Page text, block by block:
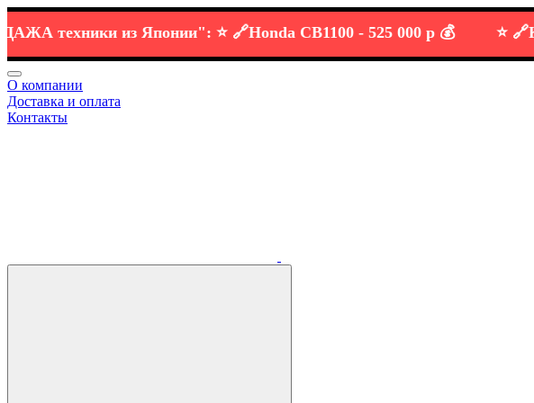
техникииз Японии": ⭐️ 🔗Honda CB1100 -525 000 р 💰 KTM
О компании
Доставка и оплата
Контакты